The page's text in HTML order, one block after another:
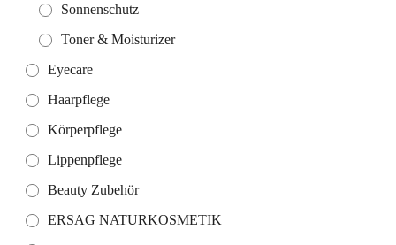
Sonnenschutz
Toner & Moisturizer
Eyecare
Haarpflege
Körperpflege
Lippenpflege
Beauty Zubehör
ERSAG NATURKOSMETIK